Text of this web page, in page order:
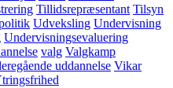
Tillidsrepræsentant Tilsyn
Udveksling Undervisning
Undervisningsevaluering
valg Valgkamp
uddannelse Vikar